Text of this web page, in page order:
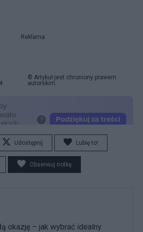
Reklama
© Artykuł jest chroniony prawem
autorskim.
Udostępnij Lubię to!
Obserwuj notkę
okazję – jak wybrać idealny